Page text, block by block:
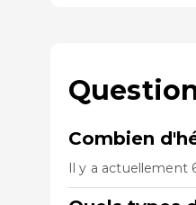
Combien
Il y a actuellement